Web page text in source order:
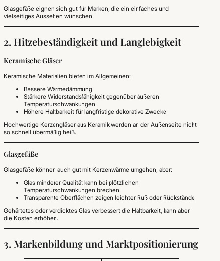
Glasgefäße eignen sich gut für Marken, die ein einfaches und
vielseitiges Aussehen wünschen.
2. Hitzebeständigkeit und Langlebigkeit
Keramische Gläser
Keramische Materialien bieten im Allgemeinen:
Bessere Wärmedämmung
Stärkere Widerstandsfähigkeit gegenüber äußeren
Temperaturschwankungen
Höhere Haltbarkeit für langfristige dekorative Zwecke
Hochwertige Kerzengläser aus Keramik werden an der Außenseite nicht
so schnell übermäßig heiß.
Glasgefäße
Glasgefäße können auch gut mit Kerzenwärme umgehen, aber:
Glas minderer Qualität kann bei plötzlichen
Temperaturschwankungen brechen.
Transparente Oberflächen zeigen leichter Ruß oder Rückstände
Gehärtetes oder verdicktes Glas verbessert die Haltbarkeit, kann aber
die Kosten erhöhen.
3. Markenbildung und Marktpositionierung